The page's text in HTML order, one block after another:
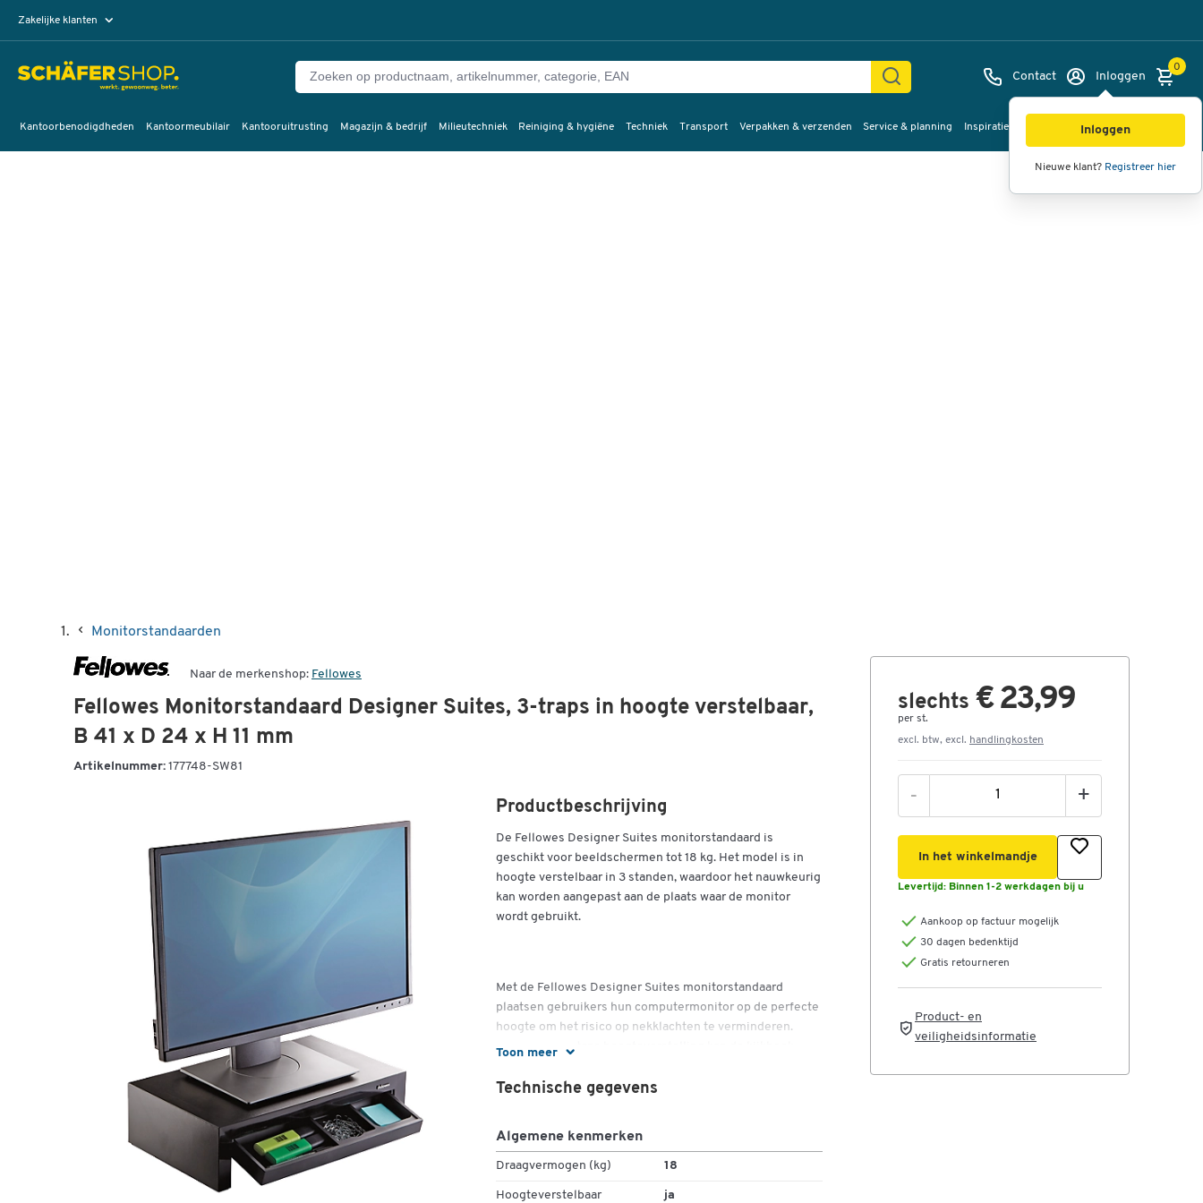
Zakelijke klanten
Contact Inloggen
Inloggen
Nieuwe klant? Registreer hier
0
Kantoorbenodigdheden Kantoormeubilair Kantooruitrusting Magazijn & bedrijf Milieutechniek Reiniging & hygiëne Techniek Transport Verpakken & verzenden Service & planning Inspiratie
Monitorstandaarden
Naar de merkenshop: Fellowes
Fellowes Monitorstandaard Designer Suites, 3-traps in hoogte verstelbaar,
B 41 x D 24 x H 11 mm
Artikelnummer: 177748-SW81
Toon meer
Productbeschrijving
De Fellowes Designer Suites monitorstandaard is
geschikt voor beeldschermen tot 18 kg. Het model is in
hoogte verstelbaar in 3 standen, waardoor het nauwkeurig
kan worden aangepast aan de plaats waar de monitor
wordt gebruikt.
Met de Fellowes Designer Suites monitorstandaard
plaatsen gebruikers hun computermonitor op de perfecte
hoogte om het risico op nekklachten te verminderen.
Dankzij de 3-staps hoogteverstelling kan de kijkhoek
standaard kan worden belast met een maximum gewicht
in modern ingerichte werkruimtes. De bijna 41 cm brede
Technische gegevens
Algemene kenmerken
Draagvermogen (kg) 18
Hoogteverstelbaar ja
slechts € 23,99
per st.
excl. btw, excl. handlingkosten
- +
In het winkelmandje
Levertijd: Binnen 1-2 werkdagen bij u
Aankoop op factuur mogelijk
30 dagen bedenktijd
Gratis retourneren
Product- en
veiligheidsinformatie
Afbeeldingen Video's
360°
weergave